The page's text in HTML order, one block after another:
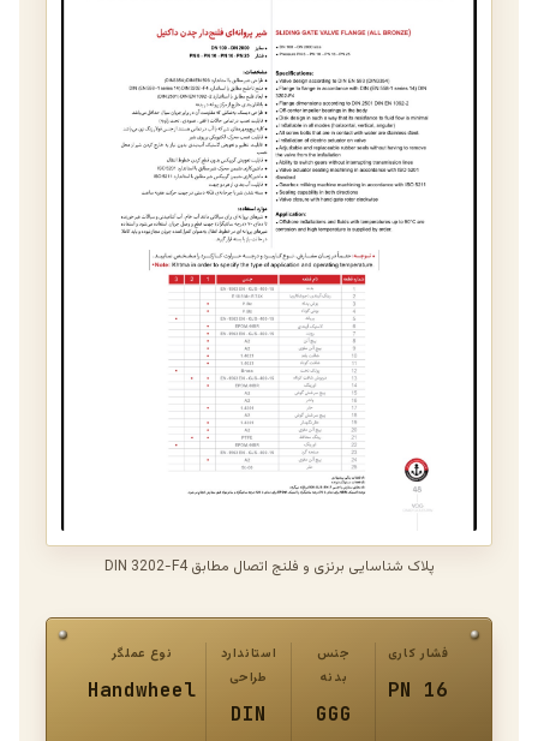
پلاک شناسایی برنزی و فلنج اتصال مطابق DIN 3202-F4
فشار کاری
PN 16
جنس
بدنه
GGG
استاندارد
طراحی
DIN
نوع عملگر
Handwheel